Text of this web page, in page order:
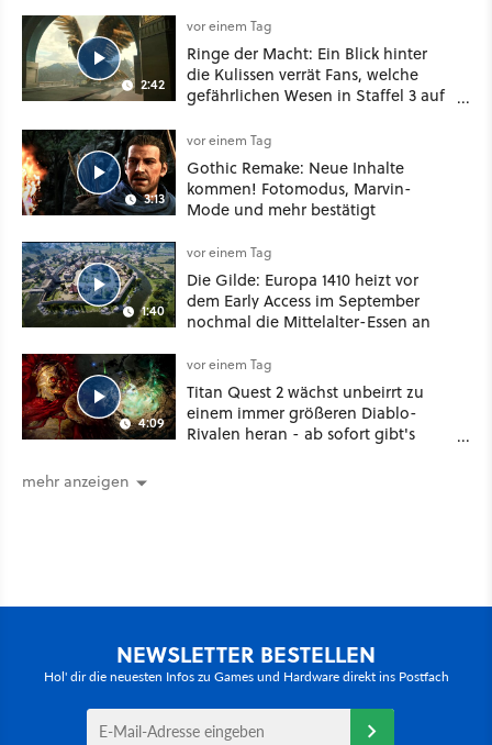
2:42
vor einem Tag
Ringe der Macht: Ein Blick hinter
die Kulissen verrät Fans, welche
gefährlichen Wesen in Staffel 3 auf
3:13
vor einem Tag
Gothic Remake: Neue Inhalte
kommen! Fotomodus, Marvin-
Mode und mehr bestätigt
1:40
vor einem Tag
Die Gilde: Europa 1410 heizt vor
dem Early Access im September
nochmal die Mittelalter-Essen an
4:09
vor einem Tag
Titan Quest 2 wächst unbeirrt zu
einem immer größeren Diablo-
Rivalen heran - ab sofort gibt's
mehr anzeigen
NEWSLETTER BESTELLEN
Hol' dir die neuesten Infos zu Games und Hardware direkt ins Postfach